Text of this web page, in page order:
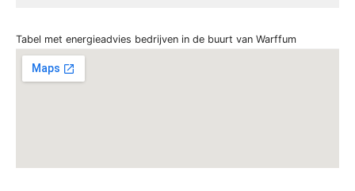
Tabel met energieadvies bedrijven in de buurt van Warffum